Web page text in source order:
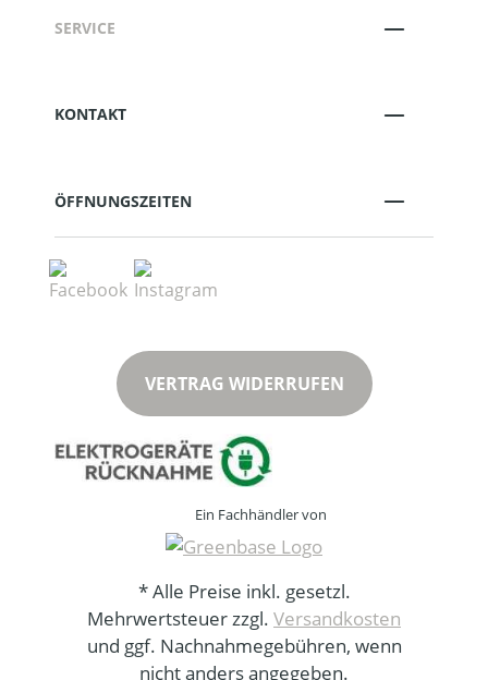
SERVICE
KONTAKT
ÖFFNUNGSZEITEN
VERTRAG WIDERRUFEN
Ein Fachhändler von
* Alle Preise inkl. gesetzl.
Mehrwertsteuer zzgl. Versandkosten
und ggf. Nachnahmegebühren, wenn
nicht anders angegeben.